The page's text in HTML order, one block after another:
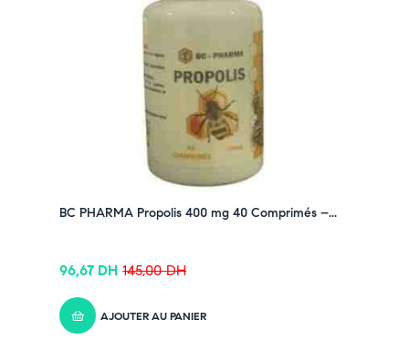
BC PHARMA Propolis 400 mg 40 Comprimés –...
145,00DH
96,67 DH
AJOUTER AU PANIER